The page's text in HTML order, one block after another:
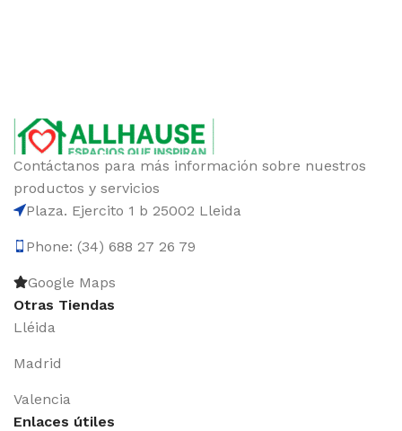
Contáctanos para más información sobre nuestros
productos y servicios
Plaza. Ejercito 1 b 25002 Lleida
Phone: (34) 688 27 26 79
Google Maps
Otras Tiendas
Lléida
Madrid
Valencia
Enlaces útiles